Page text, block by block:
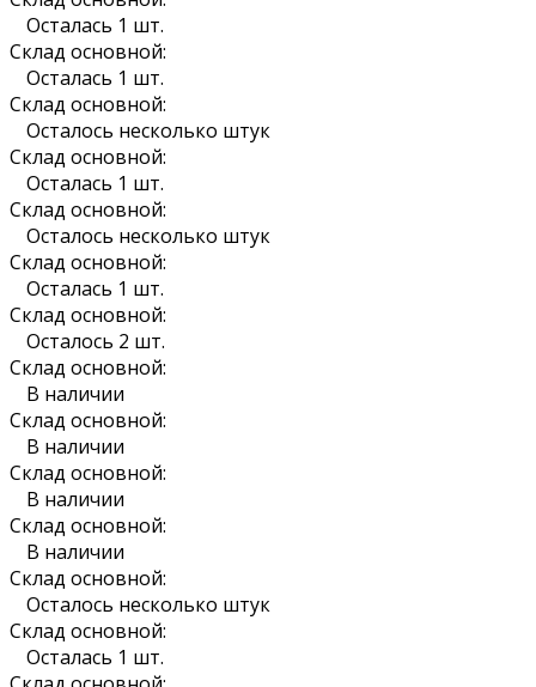
Осталась 1 шт.
Склад основной:
Осталась 1 шт.
Склад основной:
Осталось несколько штук
Склад основной:
Осталась 1 шт.
Склад основной:
Осталось несколько штук
Склад основной:
Осталась 1 шт.
Склад основной:
Осталось 2 шт.
Склад основной:
В наличии
Склад основной:
В наличии
Склад основной:
В наличии
Склад основной:
В наличии
Склад основной:
Осталось несколько штук
Склад основной:
Осталась 1 шт.